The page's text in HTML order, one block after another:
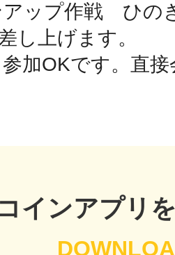
ップ作戦　ひの
し上げます。
加OKです。直
インアプリ
鴻巣
生駒